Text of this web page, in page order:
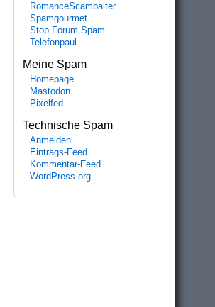
RomanceScambaiter
Spamgourmet
Stop Forum Spam
Telefonpaul
Meine Spam
Homepage
Mastodon
Pixelfed
Technische Spam
Anmelden
Eintrags-Feed
Kommentar-Feed
WordPress.org